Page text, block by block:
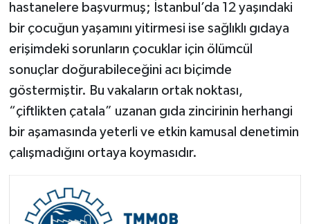
hastanelere başvurmuş; İstanbul’da 12 yaşındaki
bir çocuğun yaşamını yitirmesi ise sağlıklı gıdaya
erişimdeki sorunların çocuklar için ölümcül
sonuçlar doğurabileceğini acı biçimde
göstermiştir. Bu vakaların ortak noktası,
“çiftlikten çatala” uzanan gıda zincirinin herhangi
bir aşamasında yeterli ve etkin kamusal denetimin
çalışmadığını ortaya koymasıdır.